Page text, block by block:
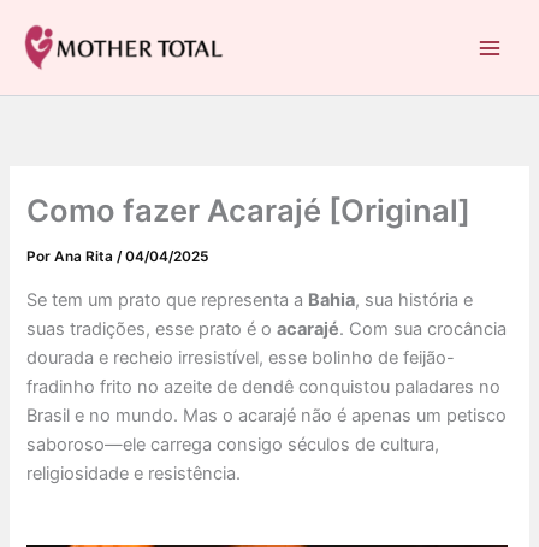
para
conteúdo
Como fazer Acarajé [Original]
PorAna Rita/04/04/2025
Se tem um prato que representa a Bahia, sua história e
suas tradições, esse prato é oacarajé. Com sua crocância
dourada e recheio irresistível, esse bolinho de feijão-
fradinho frito no azeite de dendê conquistou paladares no
Brasil e no mundo. Mas o acarajé não é apenas um petisco
saboroso—ele carrega consigo séculos de cultura,
religiosidade e resistência.
a
t
a
s